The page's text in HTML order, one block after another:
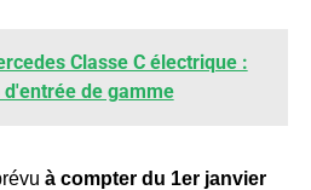
Classe C électrique :
de gamme
à compter du 1er janvier